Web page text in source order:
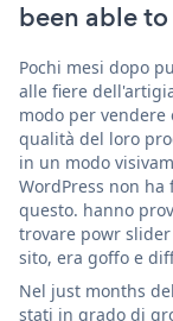
been able
Pochi mesi dopo
alle fiere
modo per
qualità del loro
in un modo
WordPress non
questo. hanno
trovare powr
sito, era goffo e
Nel just months
stati in grado di